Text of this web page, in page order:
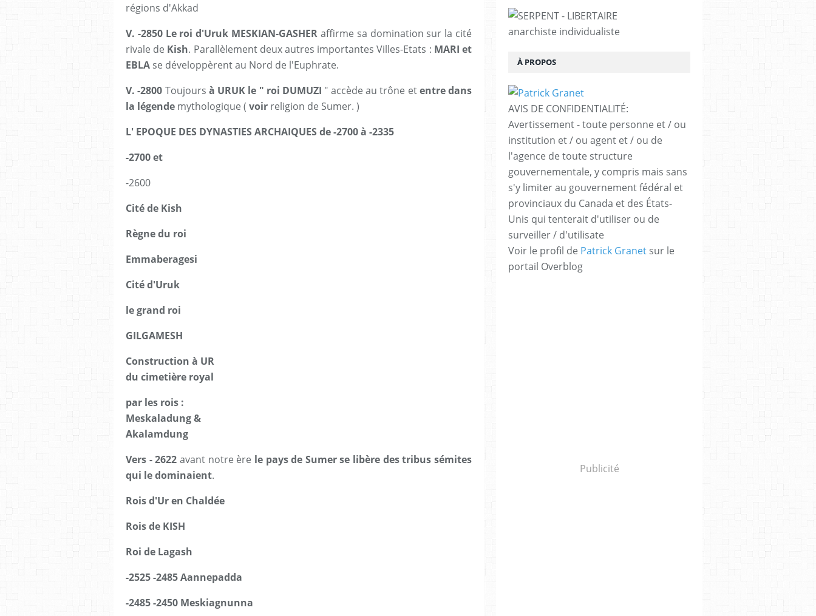
régions d'Akkad
V. -2850 Le roi d'Uruk MESKIAN-GASHER affirme sa domination sur la cité
rivale de Kish. Parallèlement deux autres importantes Villes-Etats : MARI et
EBLA se développèrent au Nord de l'Euphrate.
V. -2800 Toujours à URUK le " roi DUMUZI " accède au trône etentredans
la légende mythologique ( voir religion de Sumer. )
L' EPOQUE DES DYNASTIES ARCHAIQUES de -2700 à -2335
-2700 et
-2600
Cité de Kish
Règne du roi
Emmaberagesi
Cité d'Uruk
le grand roi
GILGAMESH
Construction à UR
du cimetière royal
par les rois :
Meskaladung &
Akalamdung
Vers - 2622 avant notre ère le pays de Sumer se libère des tribus sémites
qui le dominaient.
Rois d'Ur en Chaldée
Rois de KISH
Roi de Lagash
-2525 -2485 Aannepadda
-2485 -2450 Meskiagnunna
anarchiste individualiste
À PROPOS
AVIS DE CONFIDENTIALITÉ:
Avertissement - toute personne et / ou
institution et / ou agent et / ou de
l'agence de toute structure
gouvernementale, y compris mais sans
s'y limiter au gouvernement fédéral et
provinciaux du Canada et des États-
Unis qui tenterait d'utiliser ou de
surveiller / d'utilisate
Voir le profil de Patrick Granet sur le
portail Overblog
Publicité